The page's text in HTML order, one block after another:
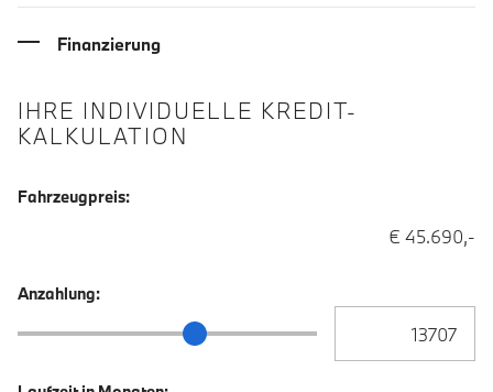
Finanzierung
IHRE INDIVIDUELLE KREDIT-
KALKULATION
Fahrzeugpreis:
€ 45.690,-
Anzahlung:
Anzahlung Schieberegler